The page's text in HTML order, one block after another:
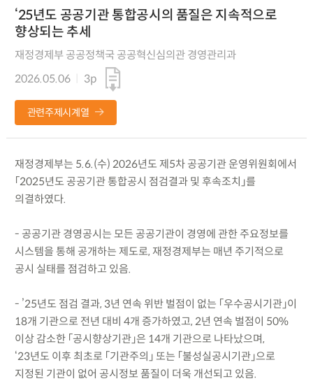
‘25년도 공공기관 통합공시의 품질은 지속적으로
향상되는 추세
재정경제부 공공정책국 공공혁신심의관 경영관리과
2026.05.06
3p
관련주제시계열
재정경제부는 5.6.(수) 2026년도 제5차 공공기관 운영위원회에서
「2025년도 공공기관 통합공시 점검결과 및 후속조치」를
의결하였다.
- 공공기관 경영공시는 모든 공공기관이 경영에 관한 주요정보를
시스템을 통해 공개하는 제도로, 재정경제부는 매년 주기적으로
공시 실태를 점검하고 있음.
- ’25년도 점검 결과, 3년 연속 위반 벌점이 없는 「우수공시기관」이
18개 기관으로 전년 대비 4개 증가하였고, 2년 연속 벌점이 50%
이상 감소한 「공시향상기관」은 14개 기관으로 나타났으며,
‘23년도 이후 최초로 「기관주의」 또는 「불성실공시기관」으로
지정된 기관이 없어 공시정보 품질이 더욱 개선되고 있음.